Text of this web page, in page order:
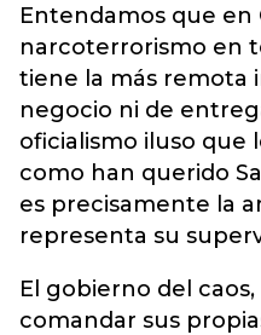
Entendamos que en
narcoterrorismo en
tiene la más remota
negocio ni de
oficialismo iluso que
como han querido
es precisamente la
representa su
El gobierno del
comandar sus